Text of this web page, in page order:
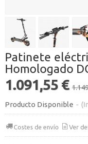
Patinete
Homologado
1.091,55 €
Producto Disponible -
Costes de envío Ver